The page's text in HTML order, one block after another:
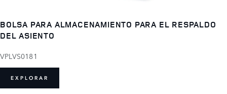
BOLSA PARA ALMACENAMIENTO PARA EL RESPALDO
DEL ASIENTO
VPLVS0181
EXPLORAR